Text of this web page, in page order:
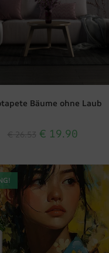
Bäume ohne Laub
€ 19.90